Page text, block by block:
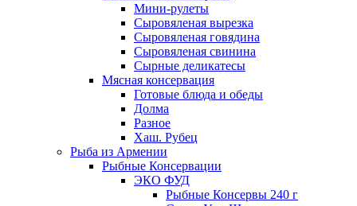
Мини-рулеты
Сыровяленая вырезка
Сыровяленая говядина
Сыровяленая свинина
Сырные деликатесы
Мясная консервация
Готовые блюда и обеды
Долма
Разное
Хаш. Рубец
Рыба из Армении
Рыбные Консервации
ЭКО ФУД
Рыбные Консервы 240 г